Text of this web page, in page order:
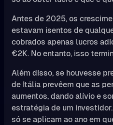
Antes de 2025, os
estavam isentos de
cobrados apenas lucros
€2K. No entanto, isso
Além disso, se houvesse
de Itália prevêem que as
aumentos, dando alívio e
estratégia de um
só se aplicam ao ano em